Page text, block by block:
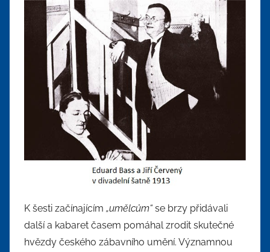
K šesti začínajícím „umělcům“ se brzy přidávali
další a kabaret časem pomáhal zrodit skutečné
hvězdy českého zábavního umění. Významnou